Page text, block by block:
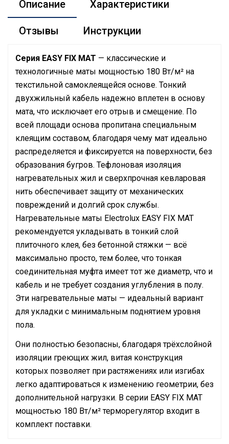
Описание Характеристики
Отзывы Инструкции
Серия EASY FIX MAT — классические и
технологичные маты мощностью 180 Вт/м² на
текстильной самоклеящейся основе. Тонкий
двухжильный кабель надежно вплетен в основу
мата, что исключает его отрыв и смещение. По
всей площади основа пропитана специальным
клеящим составом, благодаря чему мат идеально
распределяется и фиксируется на поверхности, без
образования бугров. Тефлоновая изоляция
нагревательных жил и сверхпрочная кевларовая
нить обеспечивает защиту от механических
повреждений и долгий срок службы.
Нагревательные маты Electrolux EASY FIX MAT
рекомендуется укладывать в тонкий слой
плиточного клея, без бетонной стяжки — всё
максимально просто, тем более, что тонкая
соединительная муфта имеет тот же диаметр, что и
кабель и не требует создания углубления в полу.
Эти нагревательные маты — идеальный вариант
для укладки с минимальным поднятием уровня
пола.
Они полностью безопасны, благодаря трёхслойной
изоляции греющих жил, витая конструкция
которых позволяет при растяжениях или изгибах
легко адаптироваться к изменению геометрии, без
дополнительной нагрузки. В серии EASY FIX MAT
мощностью 180 Вт/м² терморегулятор входит в
комплект поставки.